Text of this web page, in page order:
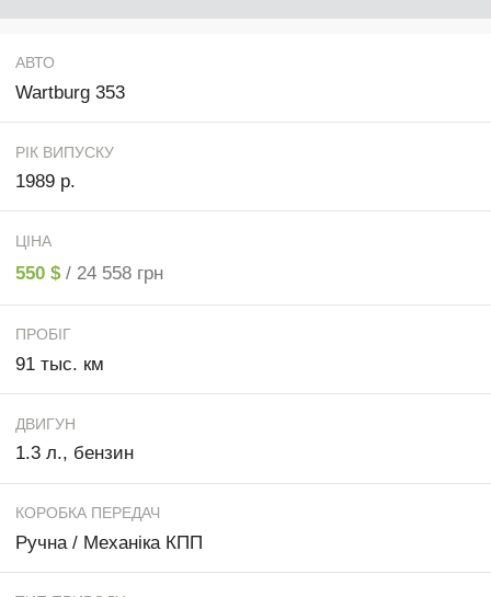
АВТО
Wartburg 353
РІК ВИПУСКУ
1989 р.
ЦІНА
550 $ / 24 558 грн
ПРОБІГ
91 тыс. км
ДВИГУН
1.3 л., бензин
КОРОБКА ПЕРЕДАЧ
Ручна / Механіка КПП